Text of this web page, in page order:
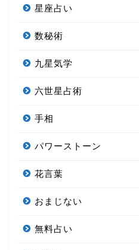
星座占い
数秘術
九星気学
六世星占術
手相
パワーストーン
花言葉
おまじない
無料占い